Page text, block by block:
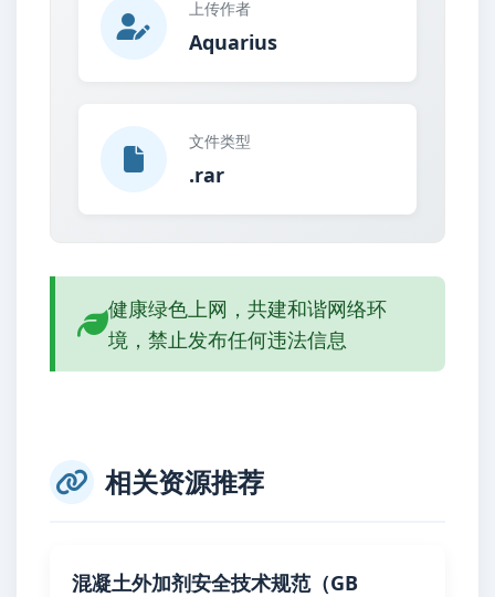
上传作者
Aquarius
文件类型
.rar
健康绿色上网，共建和谐网络环
境，禁止发布任何违法信息
相关资源推荐
混凝土外加剂安全技术规范（GB